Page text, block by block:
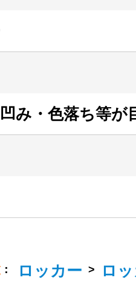
み・色落ち等が
： ロッカー > ロ